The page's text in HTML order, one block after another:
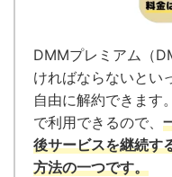
DMMプレミアム（
ければならないとい
自由に解約できます。
で利用できるので、
後サービスを継続す
方法の一つです。